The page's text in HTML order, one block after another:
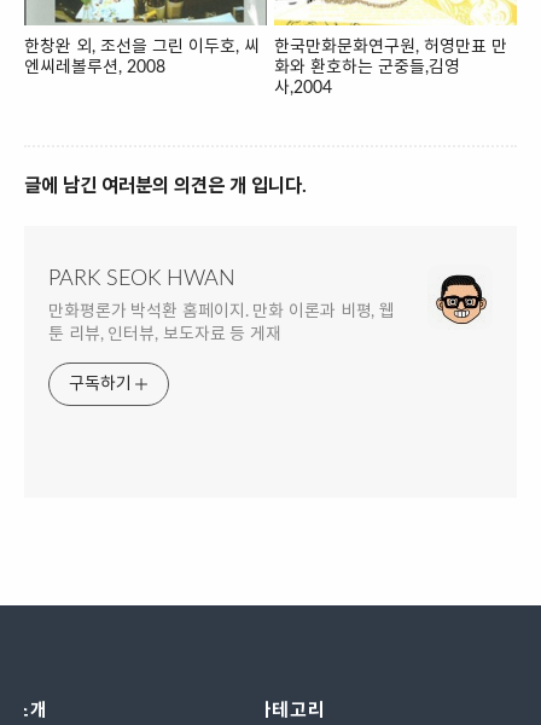
한창완 외, 조선을 그린 이두호, 씨
엔씨레볼루션, 2008
한국만화문화연구원, 허영만표 만
화와 환호하는 군중들,김영
사,2004
글에 남긴 여러분의 의견은 개 입니다.
PARK SEOK HWAN
만화평론가 박석환 홈페이지. 만화 이론과 비평, 웹
툰 리뷰, 인터뷰, 보도자료 등 게재
구독하기
소개 카테고리